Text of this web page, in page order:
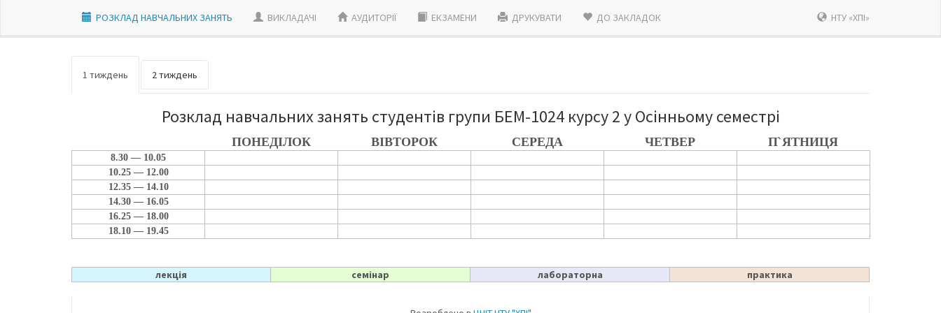
РОЗКЛАД НАВЧАЛЬНИХ ЗАНЯТЬ ВИКЛАДАЧI АУДИТОРІЇ ЕКЗАМЕНИ ДРУКУВАТИ ДО ЗАКЛАДОК НТУ «ХПІ»
1 тиждень 2 тиждень
Розклад навчальних занять студентів групи БЕМ-1024 курсу 2 у Осінньому семестрі
ПОНЕДІЛОК ВІВТОРОК СЕРЕДА ЧЕТВЕР П`ЯТНИЦЯ
8.30 — 10.05
10.25 — 12.00
12.35 — 14.10
14.30 — 16.05
16.25 — 18.00
18.10 — 19.45
лекція семінар лабораторна практика